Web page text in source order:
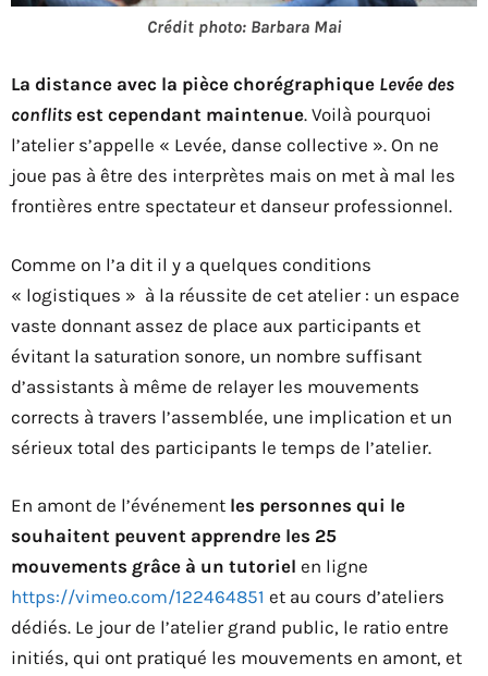
Crédit photo: Barbara Mai
La distance avec la pièce chorégraphique Levée des
conflits est cependant maintenue. Voilà pourquoi
l’atelier s’appelle « Levée, danse collective ». On ne
joue pas à être des interprètes mais on met à mal les
frontières entre spectateur et danseur professionnel.
Comme on l’a dit il y a quelques conditions
« logistiques » à la réussite de cet atelier : un espace
vaste donnant assez de place aux participants et
évitant la saturation sonore, un nombre suffisant
d’assistants à même de relayer les mouvements
corrects à travers l’assemblée, une implication et un
sérieux total des participants le temps de l’atelier.
En amont de l’événement les personnes qui le
souhaitent peuvent apprendre les 25
mouvements grâce à un tutoriel en ligne
https://vimeo.com/122464851 et au cours d’ateliers
dédiés. Le jour de l’atelier grand public, le ratio entre
initiés, qui ont pratiqué les mouvements en amont, et